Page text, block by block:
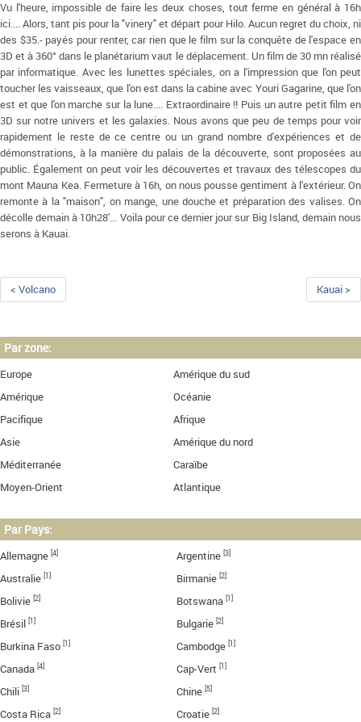
Vu l'heure, impossible de faire les deux choses, tout ferme en général à 16h
ici.... Alors, tant pis pour la "vinery" et départ pour Hilo. Aucun regret du choix, ni
des $35.- payés pour renter, car rien que le film sur la conquête de l'espace en
3D et à 360° dans le planétarium vaut le déplacement. Un film de 30 mn réalisé
par informatique. Avec les lunettes spéciales, on a l'impression que l'on peut
toucher les vaisseaux, que l'on est dans la cabine avec Youri Gagarine, que l'on
est et que l'on marche sur la lune.... Extraordinaire !! Puis un autre petit film en
3D sur notre univers et les galaxies. Nous avons que peu de temps pour voir
rapidement le reste de ce centre ou un grand nombre d'expériences et de
démonstrations, à la manière du palais de la découverte, sont proposées au
public. Également on peut voir les découvertes et travaux des télescopes du
mont Mauna Kea. Fermeture à 16h, on nous pousse gentiment à l'extérieur. On
remonte à la "maison", on mange, une douche et préparation des valises. On
décolle demain à 10h28'... Voila pour ce dernier jour sur Big Island, demain nous
serons à Kauai.
< Volcano Kauai >
Par zone:
Europe
Amérique du sud
Amérique
Océanie
Pacifique
Afrique
Asie
Amérique du nord
Méditerranée
Caraïbe
Moyen-Orient
Atlantique
Par Pays:
Allemagne [4] Argentine [3]
Australie [1] Birmanie [2]
Bolivie [2] Botswana [1]
Brésil [1] Bulgarie [2]
Burkina Faso [1] Cambodge [1]
Canada [4] Cap-Vert [1]
Chili [3] Chine [5]
Costa Rica [2] Croatie [2]